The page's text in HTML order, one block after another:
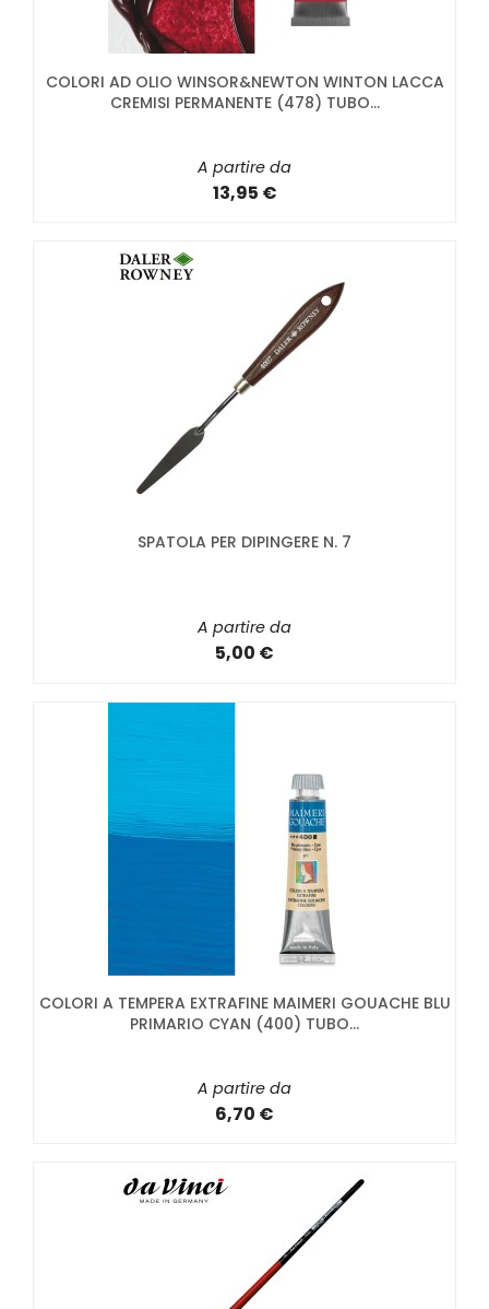
COLORI AD OLIO WINSOR&NEWTON WINTON LACCA
CREMISI PERMANENTE (478) TUBO...
A partire da
13,95 €
SPATOLA PER DIPINGERE N. 7
A partire da
5,00 €
COLORI A TEMPERA EXTRAFINE MAIMERI GOUACHE BLU
PRIMARIO CYAN (400) TUBO...
A partire da
6,70 €